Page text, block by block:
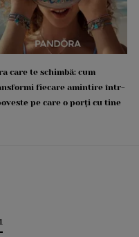
care te schimbă: cum
fiecare amintire într-
pe care o porți cu tine